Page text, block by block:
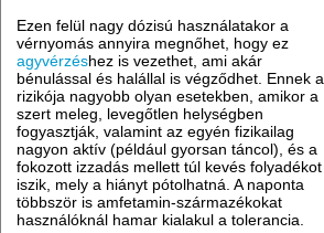
Ezen felül nagy dózisú használatakor a
vérnyomás annyira megnőhet, hogy ez
agyvérzéshez is vezethet, ami akár
bénulással és halállal is végződhet. Ennek a
rizikója nagyobb olyan esetekben, amikor a
szert meleg, levegőtlen helységben
fogyasztják, valamint az egyén fizikailag
nagyon aktív (például gyorsan táncol), és a
fokozott izzadás mellett túl kevés folyadékot
iszik, mely a hiányt pótolhatná. A naponta
többször is amfetamin-származékokat
használóknál hamar kialakul a tolerancia.